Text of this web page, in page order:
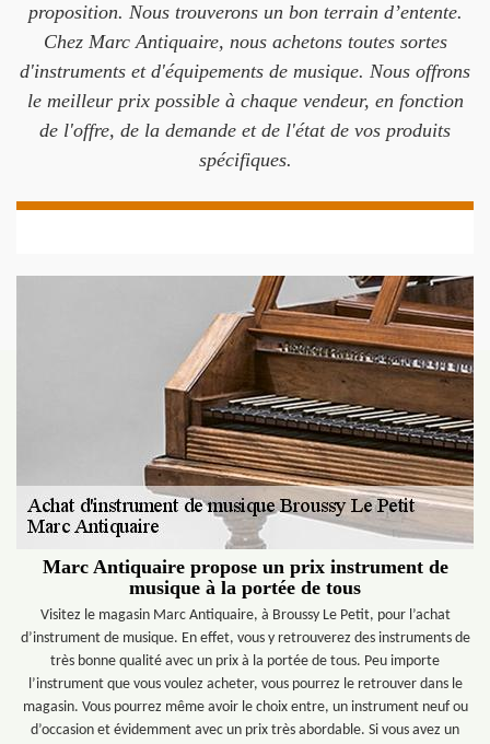
proposition. Nous trouverons un bon terrain d’entente.
Chez Marc Antiquaire, nous achetons toutes sortes
d'instruments et d'équipements de musique. Nous offrons
le meilleur prix possible à chaque vendeur, en fonction
de l'offre, de la demande et de l'état de vos produits
spécifiques.
Marc Antiquaire propose un prix instrument de
musique à la portée de tous
Visitez le magasin Marc Antiquaire, à Broussy Le Petit, pour l’achat
d’instrument de musique. En effet, vous y retrouverez des instruments de
très bonne qualité avec un prix à la portée de tous. Peu importe
l’instrument que vous voulez acheter, vous pourrez le retrouver dans le
magasin. Vous pourrez même avoir le choix entre, un instrument neuf ou
d’occasion et évidemment avec un prix très abordable. Si vous avez un